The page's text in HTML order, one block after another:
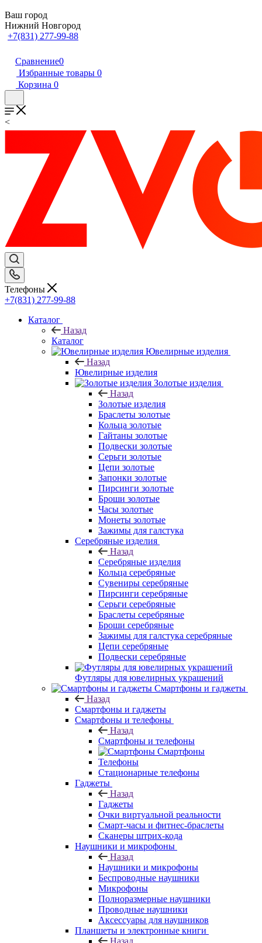
Ваш город
Нижний Новгород
+7(831) 277-99-88
Сравнение0
Избранные товары 0
Корзина 0
<
Телефоны
+7(831) 277-99-88
Каталог
Назад
Каталог
Ювелирные изделия
Назад
Ювелирные изделия
Золотые изделия
Назад
Золотые изделия
Браслеты золотые
Кольца золотые
Гайтаны золотые
Подвески золотые
Серьги золотые
Цепи золотые
Запонки золотые
Пирсинги золотые
Броши золотые
Часы золотые
Монеты золотые
Зажимы для галстука
Серебряные изделия
Назад
Серебряные изделия
Кольца серебряные
Сувениры серебряные
Пирсинги серебряные
Серьги серебряные
Браслеты серебряные
Броши серебряные
Зажимы для галстука серебряные
Цепи серебряные
Подвески серебряные
Футляры для ювелирных украшений
Смартфоны и гаджеты
Назад
Смартфоны и гаджеты
Смартфоны и телефоны
Назад
Смартфоны и телефоны
Смартфоны
Телефоны
Стационарные телефоны
Гаджеты
Назад
Гаджеты
Очки виртуальной реальности
Смарт-часы и фитнес-браслеты
Сканеры штрих-кода
Наушники и микрофоны
Назад
Наушники и микрофоны
Беспроводные наушники
Микрофоны
Полноразмерные наушники
Проводные наушники
Аксессуары для наушников
Планшеты и электронные книги
Назад